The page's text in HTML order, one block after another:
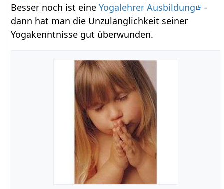
Besser noch ist eineYogalehrer Ausbildung
-
dann hat man die Unzulänglichkeit seiner
Yogakenntnisse gut überwunden.